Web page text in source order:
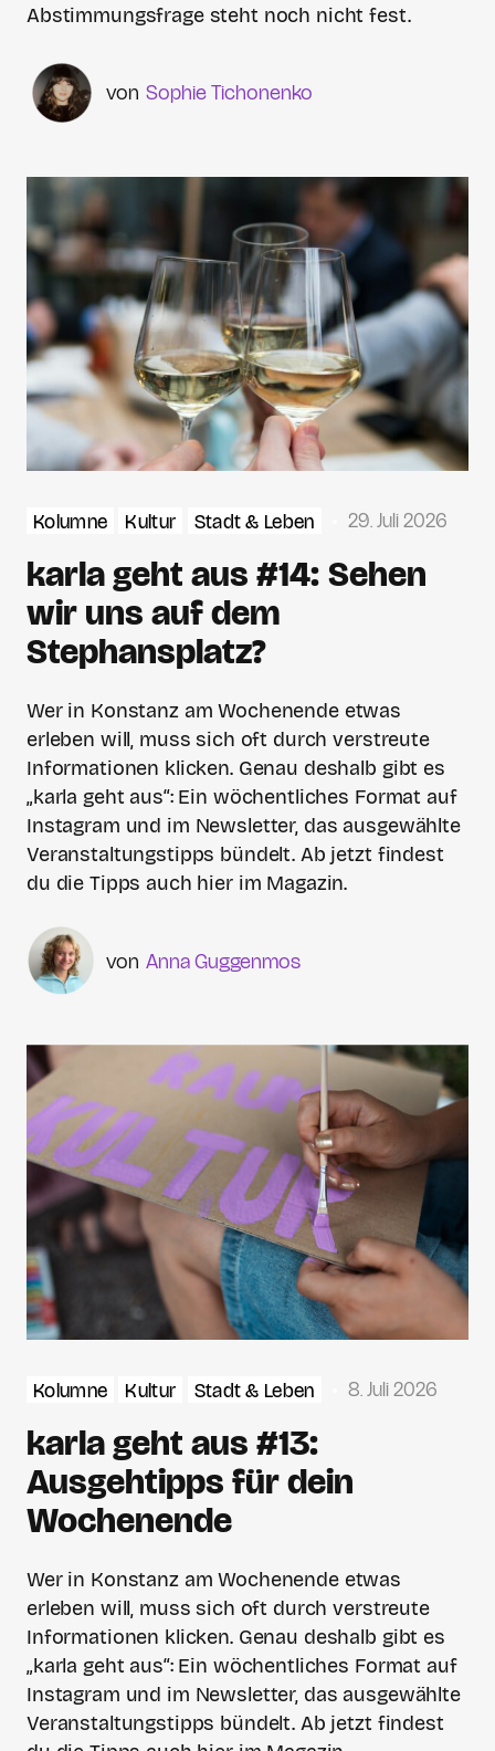
Abstimmungsfrage steht noch nicht fest.
Sophie Tichonenko
Kolumne Kultur Stadt & Leben 29. Juli 2026
karla geht aus #14: Sehen
wir uns auf dem
Stephansplatz?
Wer in Konstanz am Wochenende etwas
erleben will, muss sich oft durch verstreute
Informationen klicken. Genau deshalb gibt es
„karla geht aus“: Ein wöchentliches Format auf
Instagram und im Newsletter, das ausgewählte
Veranstaltungstipps bündelt. Ab jetzt findest
du die Tipps auch hier im Magazin.
Anna Guggenmos
Kolumne Kultur Stadt & Leben 8. Juli 2026
karla geht aus #13:
Ausgehtipps für dein
Wochenende
Wer in Konstanz am Wochenende etwas
erleben will, muss sich oft durch verstreute
Informationen klicken. Genau deshalb gibt es
„karla geht aus“: Ein wöchentliches Format auf
Instagram und im Newsletter, das ausgewählte
Veranstaltungstipps bündelt. Ab jetzt findest